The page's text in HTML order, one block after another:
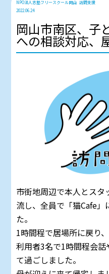
NPO法人志塾フリースクール岡山 訪問支援
2022.06.24
岡山市南区、子
への相談対応、
市街地周辺で本人とス
流し、全員で「猫Cafe
た。
1時間程で居場所に戻り
利用者3名で1時間程会
て過ごしました。